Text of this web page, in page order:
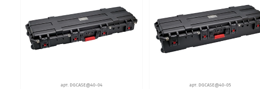
арт. DGCASE@40-04 арт. DGCASE@40-05